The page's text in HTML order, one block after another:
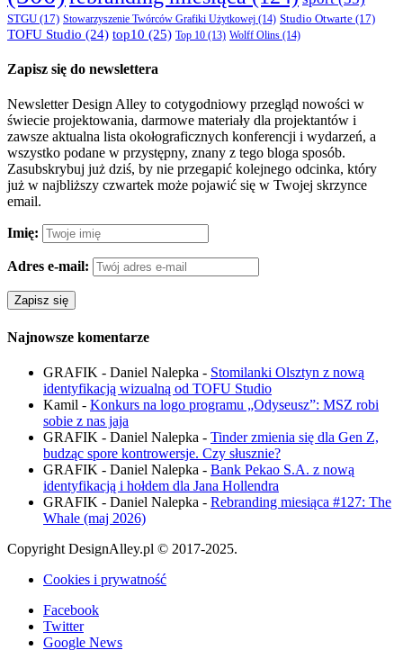
STGU (17) Stowarzyszenie Twórców Grafiki Użytkowej (14) Studio Otwarte (17)
TOFU Studio (24) top10 (25) Top 10 (13) Wolff Olins (14)
Zapisz się do newslettera
Newsletter Design Alley to cotygodniowy przegląd nowości w
świecie projektowania, darmowe materiały dla projektantów i
zawsze aktualna lista okołograficznych konferencji i wydarzeń, a
wszystko podane w przystępny, znany z tego bloga sposób.
Zasubskrybuj już dziś, by nie przegapić kolejnego odcinka, który
już w najbliższy czwartek może pojawić się w Twojej skrzynce
email.
Imię:
Adres e-mail:
Najnowsze komentarze
GRAFIK - Daniel Nalepka - Stomilanki Olsztyn z nową
identyfikacją wizualną od TOFU Studio
Kamil - Konkurs na logo programu „Odyseusz”: MSZ robi
sobie z nas jaja
GRAFIK - Daniel Nalepka - Tinder zmienia się dla Gen Z,
budząc spore kontrowersje. Czy słusznie?
GRAFIK - Daniel Nalepka - Bank Pekao S.A. z nową
identyfikacją i hołdem dla Jana Hollendra
GRAFIK - Daniel Nalepka - Rebranding miesiąca #127: The
Whale (maj 2026)
Copyright DesignAlley.pl © 2017-2025.
Cookies i prywatność
Facebook
Twitter
Google News